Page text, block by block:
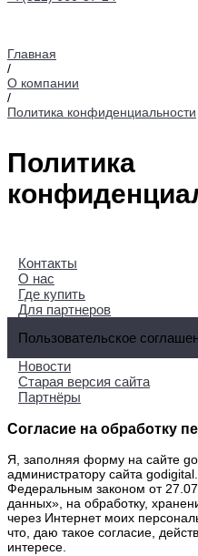
Главная
/
О компании
/
Политика конфиденциальности
Политика
Контакты
О нас
Где купить
Для партнеров
Пользовательское
Новости
Старая версия сайта
Партнёры
Согласие на обработку
Я, заполняя форму на сайте
администратору сайта
Федеральным законом от
данных», на обработку,
через Интернет моих
что, даю такое согласие,
интересе.